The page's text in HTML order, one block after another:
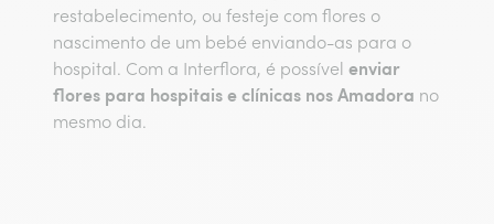
restabelecimento, ou festeje com flores o
nascimento de um bebé enviando-as para o
hospital. Com a Interflora, é possível enviar
flores para hospitais e clínicas nos Amadora no
mesmo dia.